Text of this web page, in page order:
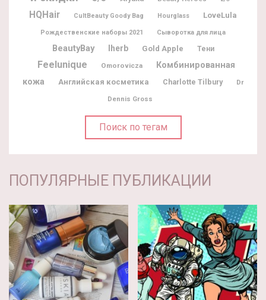
HQHair CultBeauty Goody Bag Hourglass LoveLula
Рождественские наборы 2021 Сыворотка для лица
BeautyBay Iherb Gold Apple Тени
Feelunique Omorovicza
Комбинированная
кожа
Английская косметика Charlotte Tilbury
Dr
Dennis Gross
Поиск по тегам
ПОПУЛЯРНЫЕ ПУБЛИКАЦИИ